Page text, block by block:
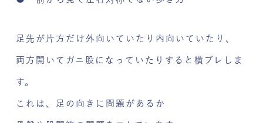
足先が片方だけ外向いていたり内向いていたり、
両方開いてガニ股になっていたりすると横ブレしま
す。
これは、足の向きに問題があるか